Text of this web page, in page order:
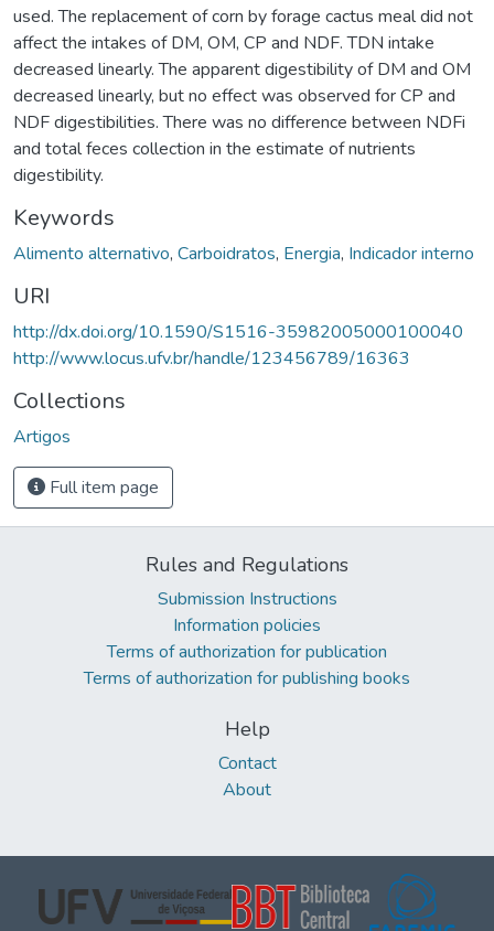
used. The replacement of corn by forage cactus meal did not
affect the intakes of DM, OM, CP and NDF. TDN intake
decreased linearly. The apparent digestibility of DM and OM
decreased linearly, but no effect was observed for CP and
NDF digestibilities. There was no difference between NDFi
and total feces collection in the estimate of nutrients
digestibility.
Keywords
Alimento alternativo, Carboidratos, Energia, Indicador interno
URI
http://dx.doi.org/10.1590/S1516-35982005000100040
http://www.locus.ufv.br/handle/123456789/16363
Collections
Artigos
Full item page
Rules and Regulations
Submission Instructions
Information policies
Terms of authorization for publication
Terms of authorization for publishing books
Help
Contact
About